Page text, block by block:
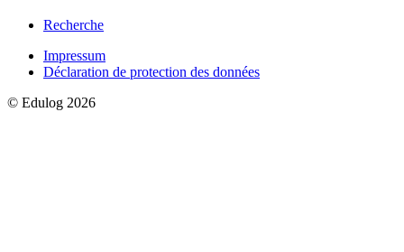
Recherche
Impressum
Déclaration de protection des données
© Edulog 2026